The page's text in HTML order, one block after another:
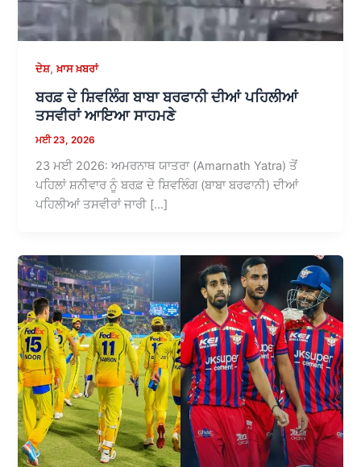
ਦੇਸ਼,ਖ਼ਾਸ ਖ਼ਬਰਾਂ
ਬਰਫ਼ ਦੇ ਸ਼ਿਵਲਿੰਗ ਬਾਬਾ ਬਰਫਾਨੀ ਦੀਆਂ ਪਹਿਲੀਆਂ
ਤਸਵੀਰਾਂ ਆਇਆ ਸਾਹਮਣੇ
ਮਈ 23, 2026
23 ਮਈ 2026: ਅਮਰਨਾਥ ਯਾਤਰਾ (Amarnath Yatra) ਤੋਂ
ਪਹਿਲਾਂ ਸ਼ਨੀਵਾਰ ਨੂੰ ਬਰਫ਼ ਦੇ ਸ਼ਿਵਲਿੰਗ (ਬਾਬਾ ਬਰਫਾਨੀ) ਦੀਆਂ
ਪਹਿਲੀਆਂ ਤਸਵੀਰਾਂ ਜਾਰੀ […]